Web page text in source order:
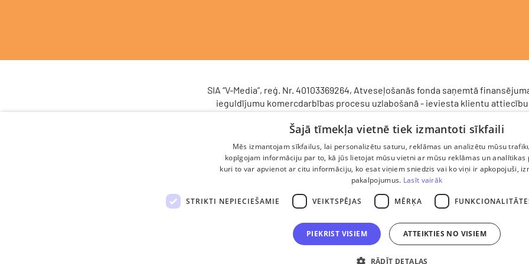
SIA “V-Media”, reģ. Nr. 40103369264, Atveseļošanās fonda saņemtā
ieguldījumu komercdarbības procesu uzlabošanā - ieviesta klientu
sistēma (CRM). 2024. gada 16. decembrī tika noslēgts līgums Nr. 9.2-17-L-
Latvijas Investīciju un attīstības aģentūru par atbalsta saņemšanu
Atveseļošanas un noturības mehānisma plāna 2. komponenti “Digitālā
(atbalsta pieteikuma Nr. DIGI/2024/1253). Projekta ietvaros ieviesta
procesu pārvaldības sistēma Scoro, uzlabojot pārdošanas procesu,
datubāzi un darījumu plūsmu, kā arī nodrošinot pārskatāmu, efektīvu
darbu un precīzāku rezultātu analīzi.
Šajā tīmekļa vietnē tiek izmantoti sīkfaili
Mēs izmantojam sīkfailus, lai personalizētu saturu, reklāmas un analizētu mūsu
kopīgojam informāciju par to, kā jūs lietojat mūsu vietni ar mūsu reklāmas un analītikas
kuri to var apvienot ar citu informāciju, ko esat viņiem sniedzis vai ko viņi ir apkopojuši,
pakalpojumus. Lasīt vairāk
STRIKTI NEPIECIEŠAMIE VEIKTSPĒJAS MĒRĶA
PIEKRIST VISIEM ATTEIKTIES NO VISIEM
RĀDĪT DETAĻAS